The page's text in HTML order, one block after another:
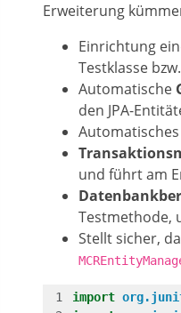
Erweiterung
Einrichtung
Testklasse
Automatische
den JPA-
und führt am
Testmethode,
Stellt sicher,
import